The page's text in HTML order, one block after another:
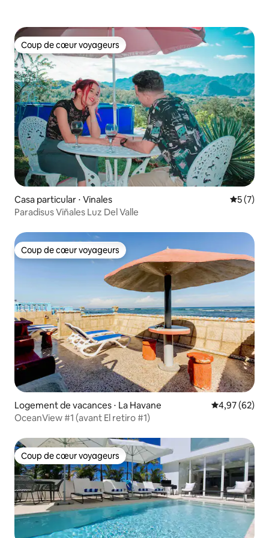
Coup de cœur voyageurs
Coup de cœur voyageurs
Casa particular ⋅ Vinales
5 (7)
Paradisus Viñales Luz Del Valle
Coup de cœur voyageurs
Coup de cœur voyageurs
Logement de vacances ⋅ La Havane Évaluation
4,97 (62)
OceanView #1 (avant El retiro #1)
Coup de cœur voyageurs
Coup de cœur voyageurs